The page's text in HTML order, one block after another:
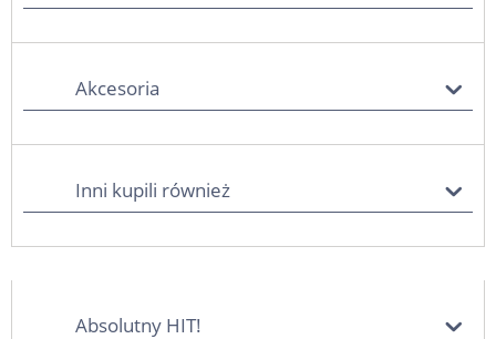
Akcesoria
Inni kupili również
Absolutny HIT!